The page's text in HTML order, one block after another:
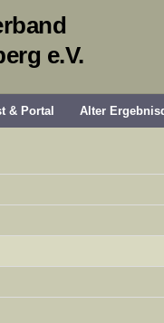
e.V.
& Portal Alter